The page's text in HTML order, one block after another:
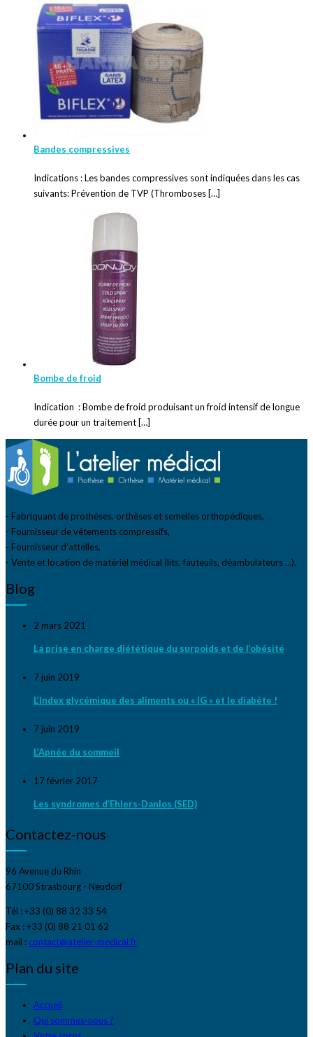
Bandes compressives
Indications : Les bandes compressives sont indiquées dans les cas
suivants: Prévention de TVP (Thromboses […]
Bombe de froid
Indication : Bombe de froid produisant un froid intensif de longue
durée pour un traitement […]
- Fabriquant de prothèses, orthèses et semelles orthopédiques,
- Fournisseur de vêtements compressifs,
- Fournisseur d’attelles,
- Vente et location de matériel médical (lits, fauteuils, déambulateurs …).
Blog
2 mars 2021
La prise en charge diététique du surpoids et de l’obésité
7 juin 2019
L’Index glycémique des aliments ou « IG » et le diabète !
7 juin 2019
L’Apnée du sommeil
17 février 2017
Les syndromes d’Ehlers-Danlos (SED)
Contactez-nous
96 Avenue du Rhin
67100 Strasbourg - Neudorf
Tél : +33 (0) 88 32 33 54
Fax : +33 (0) 88 21 01 62
mail : contact@atelier-medical.fr
Plan du site
Accueil
Qui sommes-nous ?